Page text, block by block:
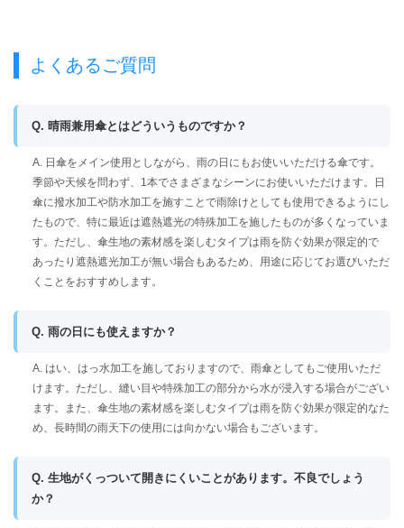
よくあるご質問
Q. 晴雨兼用傘とはどういうものですか？
A. 日傘をメイン使用としながら、雨の日にもお使いいただける傘です。
季節や天候を問わず、1本でさまざまなシーンにお使いいただけます。日
傘に撥水加工や防水加工を施すことで雨除けとしても使用できるようにし
たもので、特に最近は遮熱遮光の特殊加工を施したものが多くなっていま
す。ただし、傘生地の素材感を楽しむタイプは雨を防ぐ効果が限定的で
あったり遮熱遮光加工が無い場合もあるため、用途に応じてお選びいただ
くことをおすすめします。
Q. 雨の日にも使えますか？
A. はい、はっ水加工を施しておりますので、雨傘としてもご使用いただ
けます。ただし、縫い目や特殊加工の部分から水が浸入する場合がござい
ます。また、傘生地の素材感を楽しむタイプは雨を防ぐ効果が限定的なた
め、長時間の雨天下の使用には向かない場合もございます。
Q. 生地がくっついて開きにくいことがあります。不良でしょう
か？